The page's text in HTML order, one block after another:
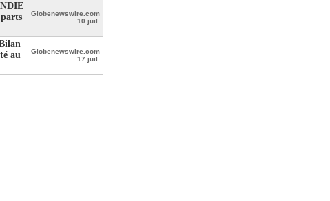
Globenewswire.com
10 juil.
au
Globenewswire.com
17 juil.